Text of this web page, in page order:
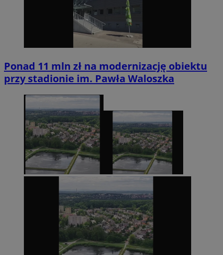
Ponad 11 mln zł na modernizację obiektu
przy stadionie im. Pawła Waloszka